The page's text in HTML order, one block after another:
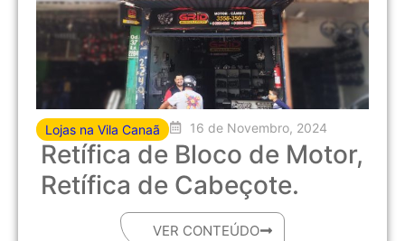
Lojas na Vila Canaã 16 de Novembro, 2024
Retífica de Bloco de Motor,
Retífica de Cabeçote.
VER CONTEÚDO